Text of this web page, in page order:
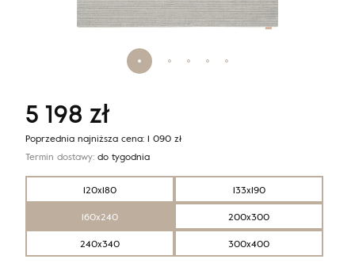
120x180
133x190
160x240
200x300
240x340
300x400
5 198 zł
Poprzednia najniższa cena: 1 090 zł
Termin dostawy: do tygodnia